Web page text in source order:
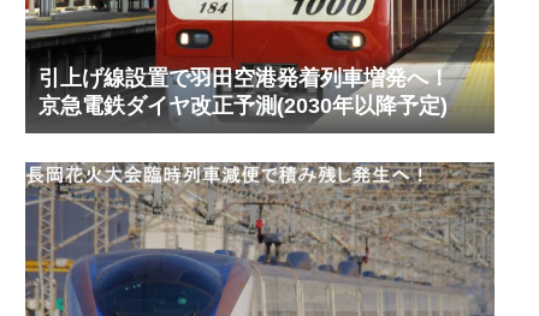
引上げ線設置で羽田空港発着列車増発へ！
京急電鉄ダイヤ改正予測(2030年以降予定)